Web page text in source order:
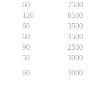
60
2500
120
8500
60
3500
60
3500
90
2500
50
3000
60
3000